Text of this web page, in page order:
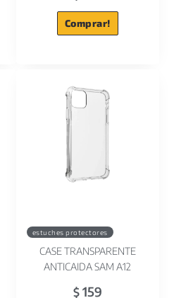
Comprar!
estuches protectores
CASE TRANSPARENTE
ANTICAIDA SAM A12
$159